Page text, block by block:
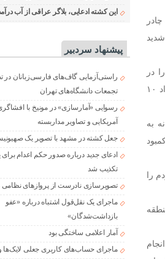
را در
این منطقه آواره کرده است که حدود ۹۰ درصد جمعیت را تشکیل می‌دهد. برخی از این افراد ۱۰
به
را
این کشته ادعایی، بلاگر عراقی از آب
پیشنهاد سردبیر
راستی‌آزمایی گاف‌های فارسی‌زبانان در
تجمعات دانشگاه‌های تهران
رسوایی «آمارسازی» در مونیخ با
آمریکایی و تصاویر مداربسته
جعل کشته در مشهد با تصویر یک
ادعای جدید درباره صدور حکم اعدام
تکذیب شد
تصویرسازی نادرست از پروازهای نظامی
ماجرای یک نقل‌قول اشتباه درباره «عفو
بازداشت‌شدگان»
آمار اعلامی ساختگی بود
ماجرای حساب‌های کاربری جعلی لایک‌ها